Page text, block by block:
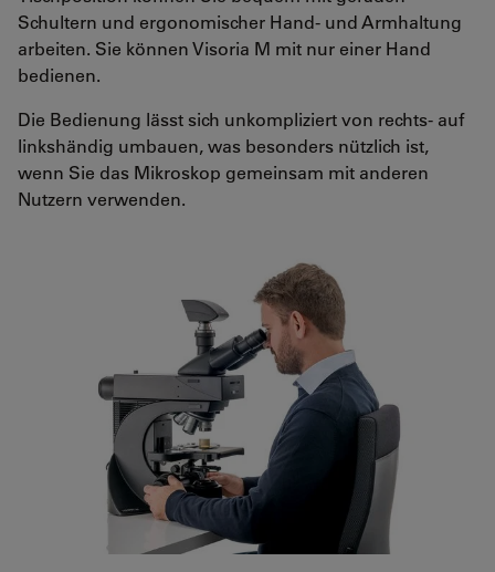
Schultern und ergonomischer Hand- und Armhaltung
arbeiten. Sie können Visoria M mit nur einer Hand
bedienen.
Die Bedienung lässt sich unkompliziert von rechts- auf
linkshändig umbauen, was besonders nützlich ist,
wenn Sie das Mikroskop gemeinsam mit anderen
Nutzern verwenden.